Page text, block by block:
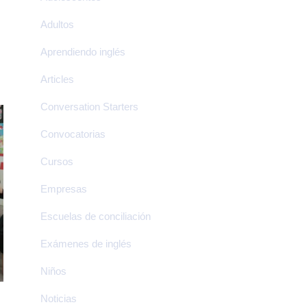
Adultos
Aprendiendo inglés
Articles
Conversation Starters
Convocatorias
Cursos
Empresas
Escuelas de conciliación
Exámenes de inglés
Niños
Noticias